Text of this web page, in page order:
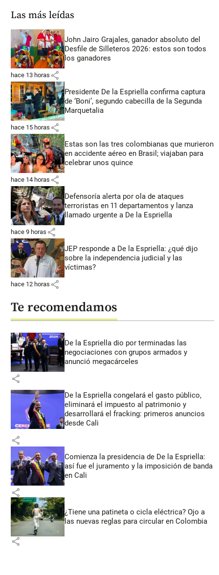
Las más leídas
John Jairo Grajales, ganador absoluto del
Desfile de Silleteros 2026: estos son todos
los ganadores
hace 13 horas share
Presidente De la Espriella confirma captura
de ‘Boni’, segundo cabecilla de la Segunda
Marquetalia
hace 15 horas share
Estas son las tres colombianas que murieron
en accidente aéreo en Brasil; viajaban para
celebrar unos quince
hace 14 horas share
Defensoría alerta por ola de ataques
terroristas en 11 departamentos y lanza
llamado urgente a De la Espriella
hace 9 horas share
JEP responde a De la Espriella: ¿qué dijo
sobre la independencia judicial y las
víctimas?
hace 12 horas share
Te recomendamos
De la Espriella dio por terminadas las
negociaciones con grupos armados y
anunció megacárceles
share
De la Espriella congelará el gasto público,
eliminará el impuesto al patrimonio y
desarrollará el fracking: primeros anuncios
desde Cali
share
Comienza la presidencia de De la Espriella:
así fue el juramento y la imposición de banda
en Cali
share
¿Tiene una patineta o cicla eléctrica? Ojo a
las nuevas reglas para circular en Colombia
share